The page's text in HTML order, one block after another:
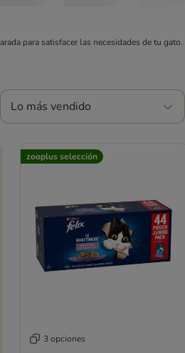
para satisfacer las necesidades de tu gato.
Lo más vendido
zooplus selección
3 opciones